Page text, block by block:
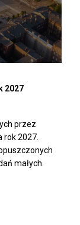
2027
przez
rok 2027.
małych.